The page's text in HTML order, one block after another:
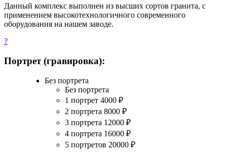
Данный комплекс выполнен из высших сортов гранита, с
применением высокотехнологичного современного
оборудования на нашем заводе.
?
Портрет (гравировка):
Без портрета
Без портрета
1 портрет 4000 ₽
2 портрета 8000 ₽
3 портрета 12000 ₽
4 портрета 16000 ₽
5 портретов 20000 ₽